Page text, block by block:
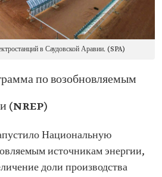
в Саудовской Аравии. (SPA)
по возобновляемым
(NREP)
Национальную
источникам энергии,
доли производства